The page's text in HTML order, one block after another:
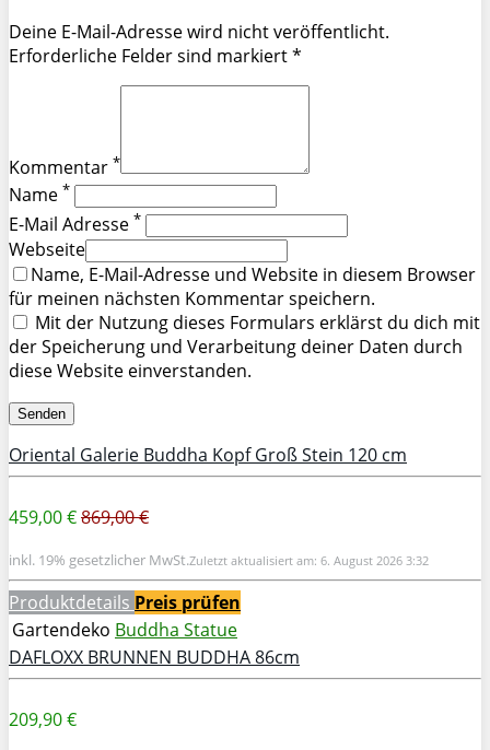
Deine E-Mail-Adresse wird nicht veröffentlicht.
Erforderliche Felder sind markiert *
Kommentar *
Name *
E-Mail Adresse *
Webseite
Name, E-Mail-Adresse und Website in diesem Browser
für meinen nächsten Kommentar speichern.
Mit der Nutzung dieses Formulars erklärst du dich mit
der Speicherung und Verarbeitung deiner Daten durch
diese Website einverstanden.
Oriental Galerie Buddha Kopf Groß Stein 120 cm
459,00 €869,00 €
inkl. 19% gesetzlicher MwSt.Zuletzt aktualisiert am: 6. August 2026 3:32
Produktdetails Preis prüfen
Gartendeko Buddha Statue
DAFLOXX BRUNNEN BUDDHA 86cm
209,90 €